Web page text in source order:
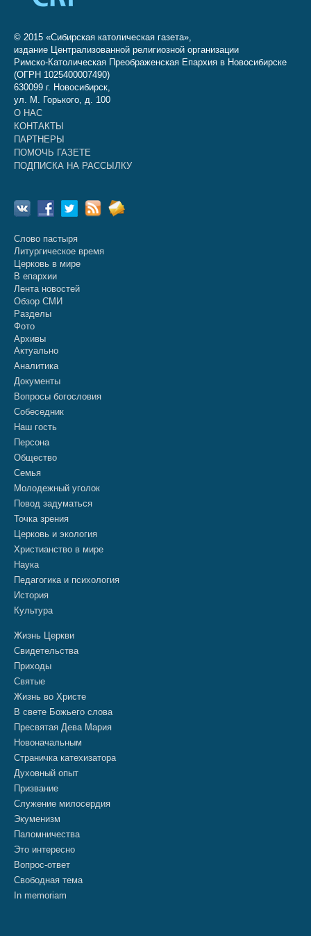
© 2015 «Сибирская католическая газета»,
издание Централизованной религиозной организации
Римско-Католическая Преображенская Епархия в Новосибирске
(ОГРН 1025400007490)
630099 г. Новосибирск,
ул. М. Горького, д. 100
О НАС
КОНТАКТЫ
ПАРТНЕРЫ
ПОМОЧЬ ГАЗЕТЕ
ПОДПИСКА НА РАССЫЛКУ
Слово пастыря
Литургическое время
Церковь в мире
В епархии
Лента новостей
Обзор СМИ
Разделы
Фото
Архивы
Актуально
Аналитика
Документы
Вопросы богословия
Собеседник
Наш гость
Персона
Общество
Семья
Молодежный уголок
Повод задуматься
Точка зрения
Церковь и экология
Христианство в мире
Наука
Педагогика и психология
История
Культура
Жизнь Церкви
Свидетельства
Приходы
Святые
Жизнь во Христе
В свете Божьего слова
Пресвятая Дева Мария
Новоначальным
Страничка катехизатора
Духовный опыт
Призвание
Служение милосердия
Экуменизм
Паломничества
Это интересно
Вопрос-ответ
Свободная тема
In memoriam